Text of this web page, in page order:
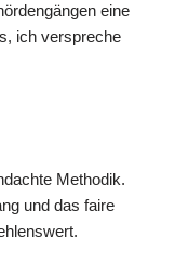
eine
ich verspreche
Methodik.
und das faire